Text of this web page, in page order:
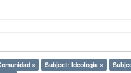
× Subject: Ideología ×